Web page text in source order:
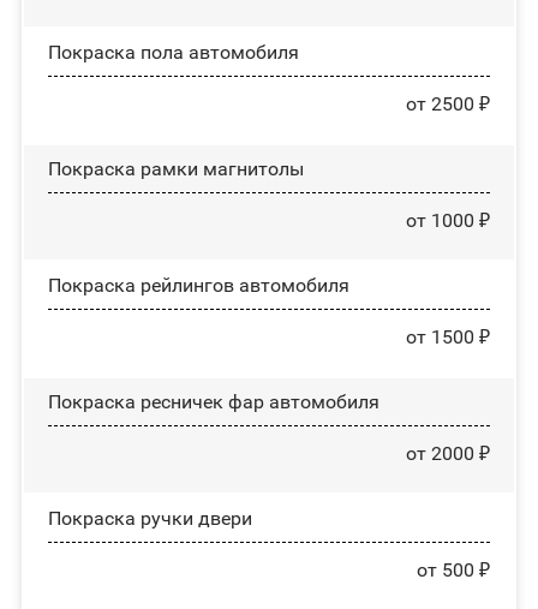
Покраска пола автомобиля
от 2500 ₽
Покраска рамки магнитолы
от 1000 ₽
Покраска рейлингов автомобиля
от 1500 ₽
Покраска ресничек фар автомобиля
от 2000 ₽
Покраска ручки двери
от 500 ₽